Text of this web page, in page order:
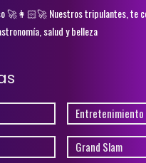
🚀👩🏻‍🚀 Nuestros tripulantes, te
salud y belleza
Entretenimiento
Grand Slam